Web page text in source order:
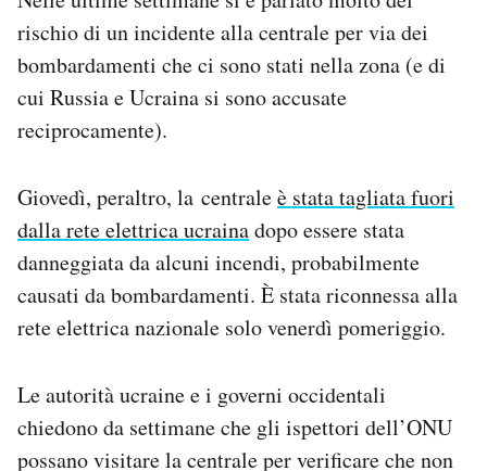
rischio di un incidente alla centrale per via dei
bombardamenti che ci sono stati nella zona (e di
cui Russia e Ucraina si sono accusate
reciprocamente).
Giovedì, peraltro, la centraleè stata tagliata fuori
dalla rete elettrica ucrainadopo essere stata
danneggiata da alcuni incendi, probabilmente
causati da bombardamenti. È stata riconnessa alla
rete elettrica nazionale solo venerdì pomeriggio.
Le autorità ucraine e i governi occidentali
chiedono da settimane che gli ispettori dell’ONU
possano visitare la centrale per verificare che non